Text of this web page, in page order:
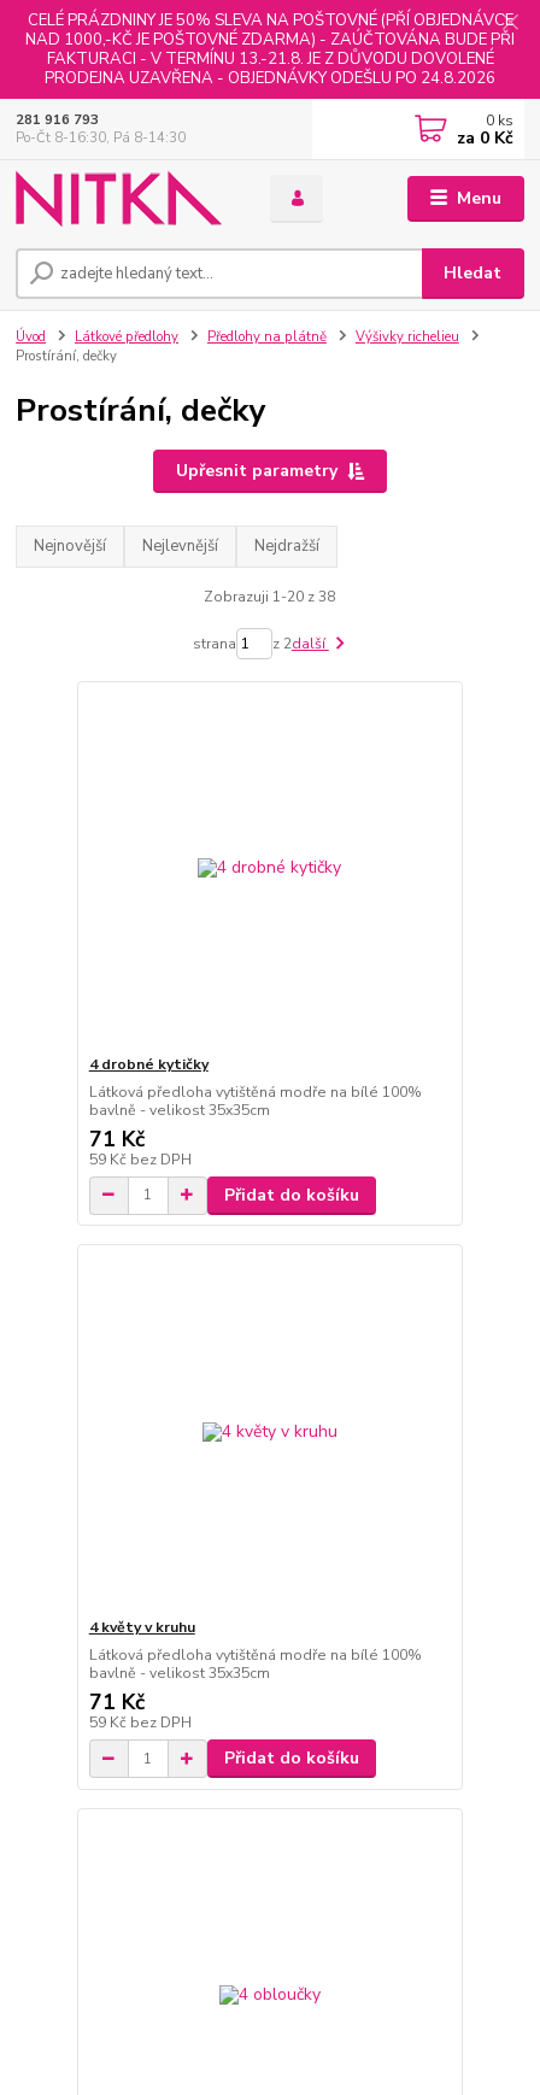
CELÉ PRÁZDNINY JE 50% SLEVA NA POŠTOVNÉ (PŘÍ OBJEDNÁVCE
NAD 1000,-KČ JE POŠTOVNÉ ZDARMA) - ZAÚČTOVÁNA BUDE PŘI
FAKTURACI - V TERMÍNU 13.-21.8. JE Z DŮVODU DOVOLENÉ
PRODEJNA UZAVŘENA - OBJEDNÁVKY ODEŠLU PO 24.8.2026
Menu
Hledat
281 916 793
Po-Čt 8-16:30, Pá 8-14:30
0 ks
za 0 Kč
Úvod Látkové předlohy Předlohy na plátně
Výšivky richelieu
Prostírání, dečky
Prostírání, dečky
Upřesnit parametry
Nejnovější Nejlevnější Nejdražší
Zobrazuji 1-20 z 38
strana z 2další
4 drobné kytičky
Látková předloha vytištěná modře na bílé 100%
bavlně - velikost 35x35cm
71 Kč
59 Kč bez DPH
Přidat do košíku
4 květy v kruhu
Látková předloha vytištěná modře na bílé 100%
bavlně - velikost 35x35cm
71 Kč
59 Kč bez DPH
Přidat do košíku